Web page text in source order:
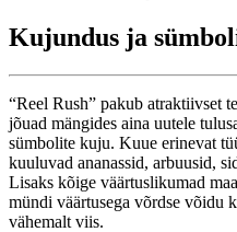
Kujundus ja
“Reel Rush” pakub atraktiivset
jõuad mängides aina uutele
sümbolite kuju. Kuue erinevat
kuuluvad ananassid, arbuusid,
Lisaks kõige väärtuslikumad
mündi väärtusega võrdse võidu
vähemalt viis.